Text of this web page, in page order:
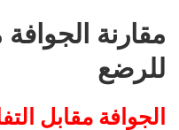
مقارنة
للرضع
الجوافة مقابل